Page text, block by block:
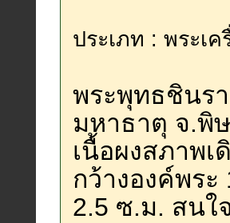
ประเภท : พระเ
พระพุทธชินร
มหาธาตุ จ.พิ
เนื้อผงสภาพ
กว้างองค์พร
2.5 ซ.ม. สนใ